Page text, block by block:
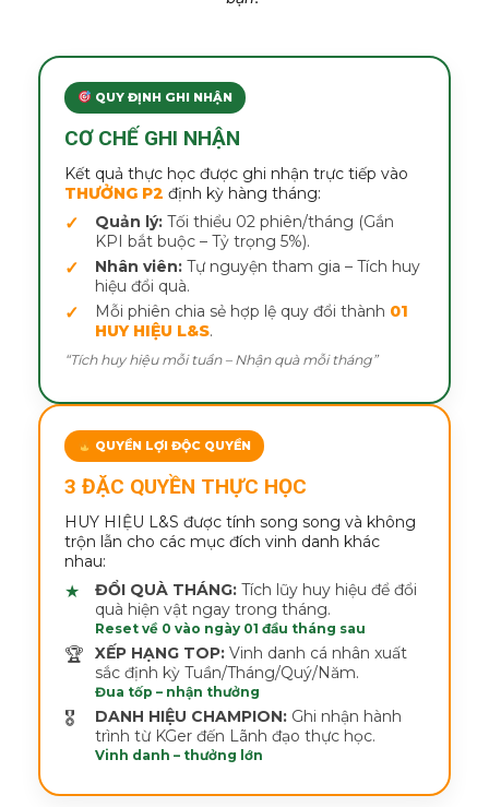
QUY ĐỊNH GHI NHẬN
CƠ CHẾ GHI NHẬN
Kết quả thực học được ghi nhận trực tiếp vào
THƯỞNG P2 định kỳ hàng tháng:
Quản lý: Tối thiểu 02 phiên/tháng (Gắn
KPI bắt buộc – Tỷ trọng 5%).
Nhân viên: Tự nguyện tham gia – Tích huy
hiệu đổi quà.
Mỗi phiên chia sẻ hợp lệ quy đổi thành 01
HUY HIỆU L&S.
“Tích huy hiệu mỗi tuần – Nhận quà mỗi tháng”
QUYỀN LỢI ĐỘC QUYỀN
3 ĐẶC QUYỀN THỰC HỌC
HUY HIỆU L&S được tính song song và không
trộn lẫn cho các mục đích vinh danh khác
nhau:
ĐỔI QUÀ THÁNG: Tích lũy huy hiệu để đổi
quà hiện vật ngay trong tháng.
Reset về 0 vào ngày 01 đầu tháng sau
XẾP HẠNG TOP: Vinh danh cá nhân xuất
sắc định kỳ Tuần/Tháng/Quý/Năm.
Đua tốp – nhận thưởng
DANH HIỆU CHAMPION: Ghi nhận hành
trình từ KGer đến Lãnh đạo thực học.
Vinh danh – thưởng lớn